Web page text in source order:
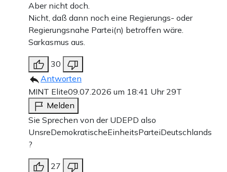
Aber nicht doch.
Nicht, daß dann noch eine Regierungs- oder
Regierungsnahe Partei(n) betroffen wäre.
Sarkasmus aus.
30
Antworten
MINT Elite09.07.2026 um 18:41 Uhr 29T
Melden
Sie Sprechen von der UDEPD also
UnsreDemokratischeEinheitsParteiDeutschlands
?
27